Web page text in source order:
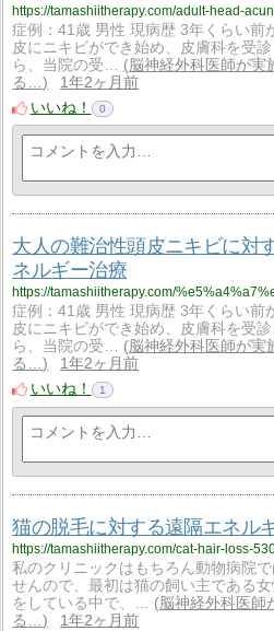
https://tamashiitherapy.com/adult-head-
症例：41歳 男性 現病歴 3年くらい前
皮にニキビができ始め、皮膚科を受
ら、当院の受…
脳神経外科医師が実
る…
1年2ヶ月前
いいね！
0
大人の難治性頭皮ニキビに対
ネルギー治療
症例：41歳 男性 現病歴 3年くらい前
皮にニキビができ始め、皮膚科を受
ら、当院の受…
脳神経外科医師が実
る…
1年2ヶ月前
いいね！
1
猫の脱毛に対する遠隔エネル
https://tamashiitherapy.com/cat-hair-loss-
私のクリニックはもちろん動物病院で
せんので、最初は猫の飼い主である
をしている中で、…
脳神経外科医師
る…
1年2ヶ月前